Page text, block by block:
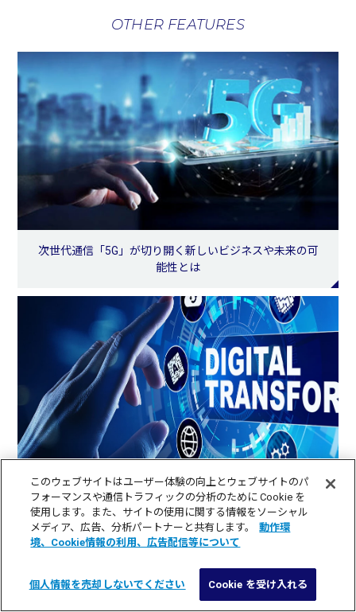
OTHER FEATURES
次世代通信「5G」が切り開く新しいビジネスや未来の可
能性とは
コロナ危機でも、なぜKDDI DIGITAL GATEにはDX案件が殺
到するのか
このウェブサイトはユーザー体験の向上とウェブサイトのパ
フォーマンスや通信トラフィックの分析のために Cookie を
使用します。また、サイトの使用に関する情報をソーシャル
メディア、広告、分析パートナーと共有します。
動作環
境、Cookie情報の利用、広告配信等について
個人情報を売却しないでください Cookie を受け入れる